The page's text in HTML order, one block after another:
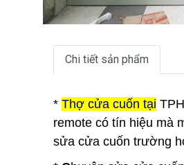
Chi tiết sản phẩm
* Thợ cửa cuốn tại
remote có tín hiệu mà
sửa cửa cuốn trường